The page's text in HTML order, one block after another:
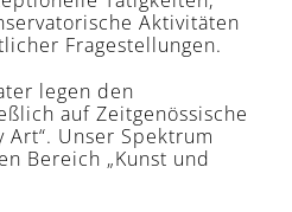
Aktivitäten
Fragestellungen.
legen den
auf Zeitgenössische
Art“. Unser Spektrum
Bereich „Kunst und